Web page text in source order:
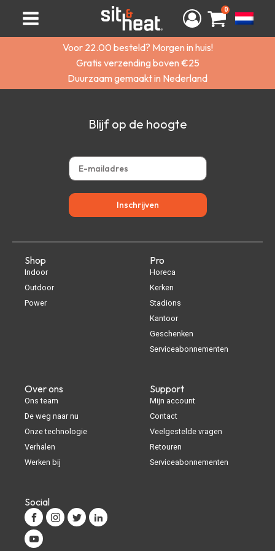
0
Voor 22.00 besteld? Morgen in huis!
Gratis verzending boven €25
Duurzaam gemaakt in Nederland
Blijf op de hoogte
Inschrijven
Shop
Indoor
Outdoor
Power
Pro
Horeca
Kerken
Stadions
Kantoor
Geschenken
Serviceabonnementen
Over ons
Ons team
De weg naar nu
Onze technologie
Verhalen
Werken bij
Support
Mijn account
Contact
Veelgestelde vragen
Retouren
Serviceabonnementen
Social